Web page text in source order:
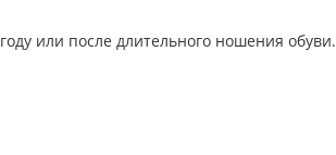
или после длительного ношения обуви.